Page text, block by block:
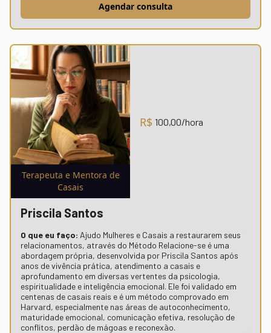
Agendar consulta
Terapeuta e Mentora de
Casais
R$ 100,00/hora
Priscila Santos
O que eu faço: Ajudo Mulheres e Casais a restaurarem seus
relacionamentos, através do Método Relacione-se é uma
abordagem própria, desenvolvida por Priscila Santos após
anos de vivência prática, atendimento a casais e
aprofundamento em diversas vertentes da psicologia,
espiritualidade e inteligência emocional. Ele foi validado em
centenas de casais reais e é um método comprovado em
Harvard, especialmente nas áreas de autoconhecimento,
maturidade emocional, comunicação efetiva, resolução de
conflitos, perdão de mágoas e reconexão.